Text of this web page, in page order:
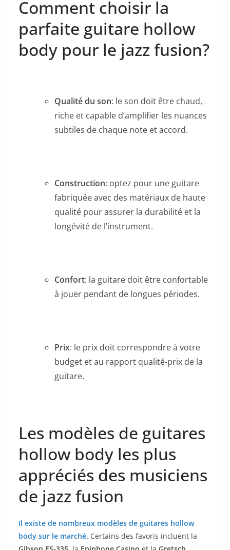
Comment choisir la
parfaite guitare hollow
body pour le jazz fusion?
Qualité du⁣ son: le son ⁣doit être chaud,
riche et capable d’amplifier les nuances
subtiles ‍de chaque note et accord.
Construction: optez pour une ‍guitare
fabriquée avec des matériaux de​ haute
qualité pour assurer la durabilité ⁤et la
longévité de l’instrument.
Confort:​ la guitare⁤ doit être confortable
à jouer⁣ pendant de longues périodes.
Prix: le prix​ doit correspondre à votre
budget et au rapport qualité-prix de la
guitare.
Les modèles de ​guitares
‍hollow body‌ les plus
appréciés ⁣des musiciens
de jazz fusion
Il existe⁤ de nombreux modèles de guitares hollow
‍body sur le marché.‍ Certains des⁢ favoris⁢ incluent la